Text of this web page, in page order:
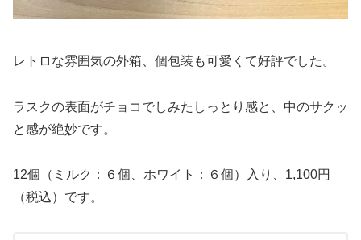
レトロな雰囲気の外箱、個包装も可愛くて好評でした。
ラスクの表面がチョコでしみたしっとり感と、中のサクッ
と感が絶妙です。
12個（ミルク：６個、ホワイト：６個）入り、1,100円
（税込）です。